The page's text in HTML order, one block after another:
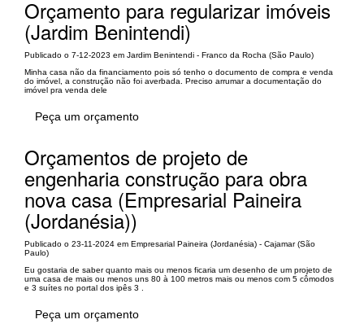
Orçamento para regularizar imóveis
(Jardim Benintendi)
Publicado o 7-12-2023 em Jardim Benintendi - Franco da Rocha (São Paulo)
Minha casa não da financiamento pois só tenho o documento de compra e venda
do imóvel, a construção não foi averbada. Preciso arrumar a documentação do
imóvel pra venda dele
Peça um orçamento
Orçamentos de projeto de
engenharia construção para obra
nova casa (Empresarial Paineira
(Jordanésia))
Publicado o 23-11-2024 em Empresarial Paineira (Jordanésia) - Cajamar (São
Paulo)
Eu gostaria de saber quanto mais ou menos ficaria um desenho de um projeto de
uma casa de mais ou menos uns 80 à 100 metros mais ou menos com 5 cômodos
e 3 suítes no portal dos ipês 3 .
Peça um orçamento